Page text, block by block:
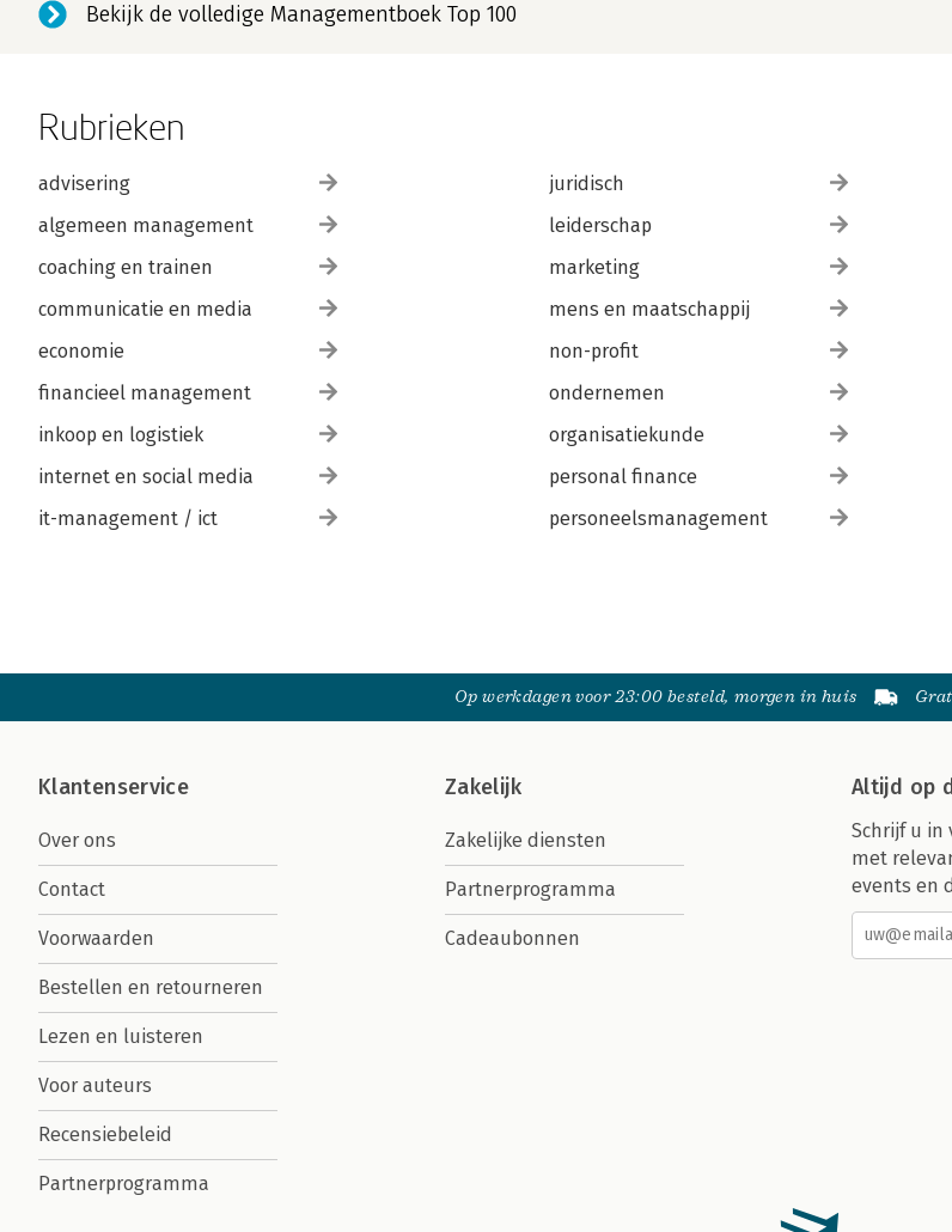
Bekijk de volledige Managementboek Top 100
Rubrieken
advisering
algemeen management
coaching en trainen
communicatie en media
economie
financieel management
inkoop en logistiek
internet en social media
it-management / ict
juridisch
leiderschap
marketing
mens en maatschappij
non-profit
ondernemen
organisatiekunde
personal finance
personeelsmanagement
Op werkdagen voor 23:00 besteld, morgen in huis
Klantenservice
Over ons
Contact
Voorwaarden
Bestellen en retourneren
Lezen en luisteren
Voor auteurs
Recensiebeleid
Partnerprogramma
Zakelijk
Zakelijke diensten
Partnerprogramma
Cadeaubonnen
Altijd op
Schrijf u in
met
events en